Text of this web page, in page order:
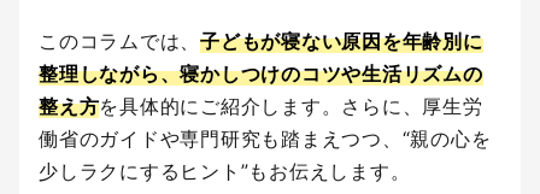
このコラムでは、 子どもが寝ない原因を年齢別に
整理しながら、寝かしつけのコツや生活リズムの
整え方を具体的にご紹介します。さらに、厚生労
働省のガイドや専門研究も踏まえつつ、“親の心を
少しラクにするヒント”もお伝えします。